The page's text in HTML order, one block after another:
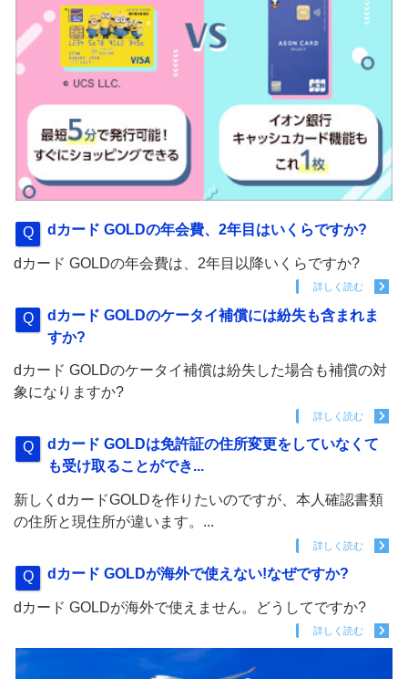
dカード GOLDの年会費、2年目はいくらですか?
dカード GOLDの年会費は、2年目以降いくらですか?
詳しく読む
dカード GOLDのケータイ補償には紛失も含まれま
すか?
dカード GOLDのケータイ補償は紛失した場合も補償の対
象になりますか?
詳しく読む
dカード GOLDは免許証の住所変更をしていなくて
も受け取ることができ...
新しくdカードGOLDを作りたいのですが、本人確認書類
の住所と現住所が違います。...
詳しく読む
dカード GOLDが海外で使えない!なぜですか?
dカード GOLDが海外で使えません。どうしてですか?
詳しく読む